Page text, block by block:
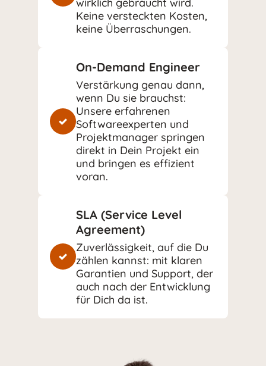
Keine versteckten Kosten,
keine Überraschungen.
On-Demand Engineer
Verstärkung genau dann,
wenn Du sie brauchst:
Unsere erfahrenen
Softwareexperten und
Projektmanager springen
direkt in Dein Projekt ein
und bringen es effizient
voran.
SLA (Service Level
Agreement)
Zuverlässigkeit, auf die Du
zählen kannst: mit klaren
Garantien und Support, der
auch nach der Entwicklung
für Dich da ist.